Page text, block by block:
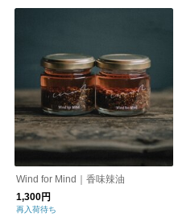
Wind for Mind｜香味辣油
1,300円
再入荷待ち